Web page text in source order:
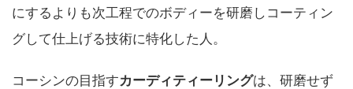
にするよりも次工程でのボディーを研磨しコーティン
グして仕上げる技術に特化した人。
コーシンの目指すカーディティーリングは、研磨せず